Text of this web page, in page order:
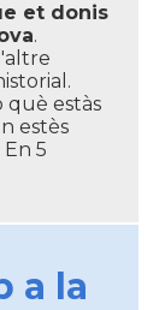
et donis
.
què estàs
estès
5
a la